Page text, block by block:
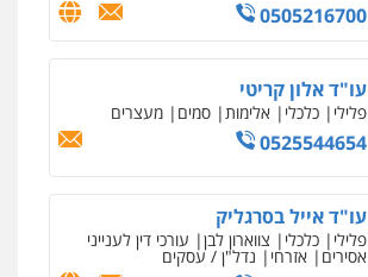
0505216700
עו"ד אלון קריטי
פלילי כלכלי אלימות סמים מעצרים
0525544654
עו"ד אייל בסרגליק
פלילי כלכלי צווארון לבן עורכי דין לענייני
אסירים אזרחי נדל"ן / עסקים